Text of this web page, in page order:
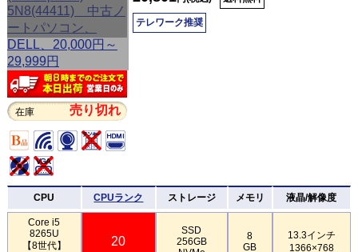
在庫 売り切れ
テレワーク推奨
CPU CPUランク ストレージ メモリ 液晶/解像度
Core i5
8265U
【8世代】
20
SSD
256GB
8
GB
13.3インチ
1366×768